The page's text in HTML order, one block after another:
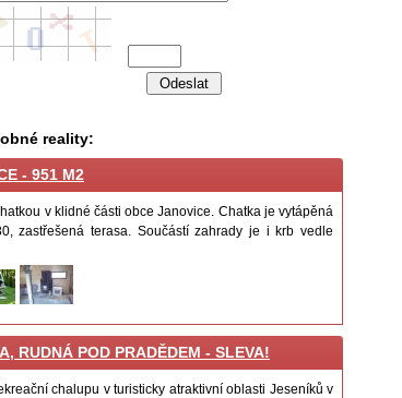
reality:
- 951 M2
v klidné části obce Janovice. Chatka je vytápěná
zastřešená terasa. Součástí zahrady je i krb vedle
RUDNÁ POD PRADĚDEM - SLEVA!
chalupu v turisticky atraktivní oblasti Jeseníků v